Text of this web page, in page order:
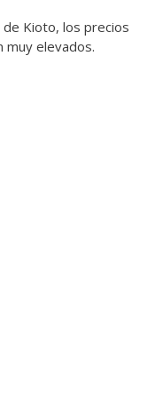
de Kioto, los precios
elevados.